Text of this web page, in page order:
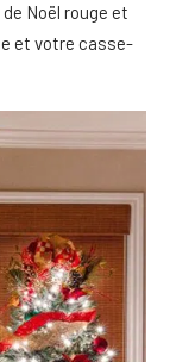
Noël rouge et
et votre casse-